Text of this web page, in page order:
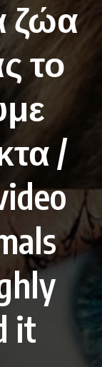
ζώα
το
/
it